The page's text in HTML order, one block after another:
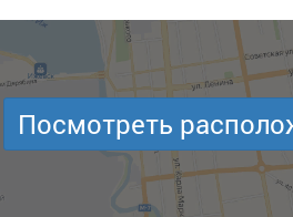
Посмотреть